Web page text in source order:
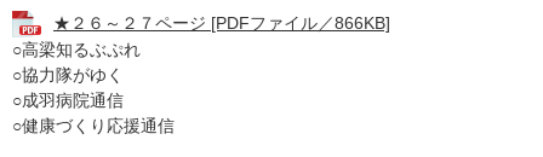
★２６～２７ページ [PDFファイル／866KB]
○高梁知るぶぷれ
○協力隊がゆく
○成羽病院通信
○健康づくり応援通信